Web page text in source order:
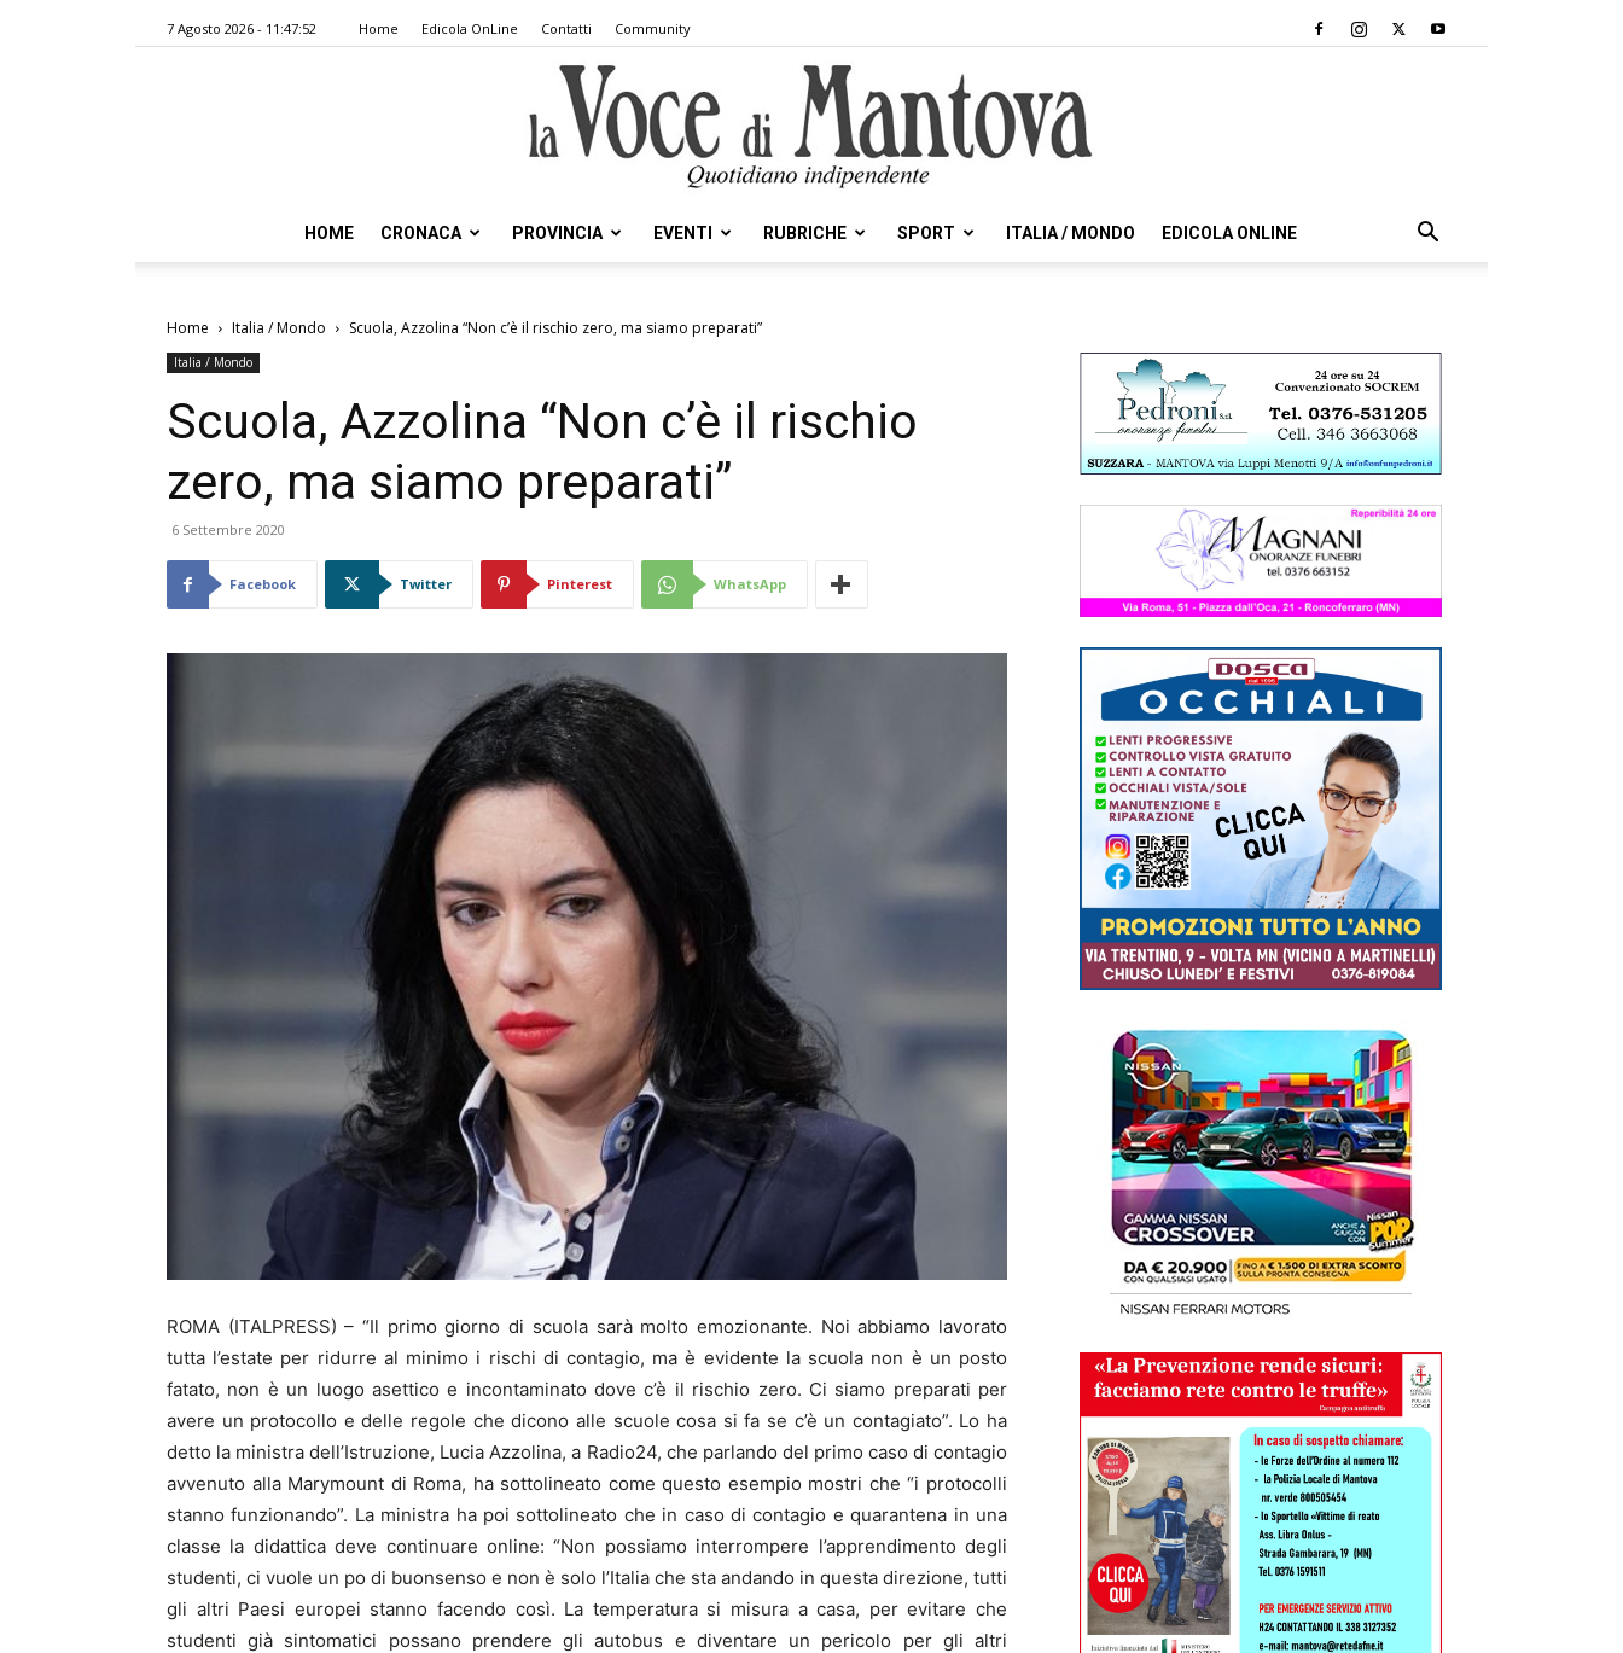
7 Agosto 2026 - 11:47:52 Home Edicola OnLine Contatti Community
Voce
HOME CRONACA PROVINCIA EVENTI RUBRICHE SPORT ITALIA / MONDO EDICOLA ONLINE
Home Italia / Mondo Scuola, Azzolina “Non c’è il rischio zero, ma siamo preparati”
Italia / Mondo
Scuola, Azzolina “Non c’è il rischio
zero, ma siamo preparati”
6 Settembre 2020
Facebook Twitter Pinterest WhatsApp
ROMA (ITALPRESS) – “Il primo giorno di scuola sarà molto emozionante. Noi abbiamo lavorato
tutta l’estate per ridurre al minimo i rischi di contagio, ma è evidente la scuola non è un posto
fatato, non è un luogo asettico e incontaminato dove c’è il rischio zero. Ci siamo preparati per
avere un protocollo e delle regole che dicono alle scuole cosa si fa se c’è un contagiato”. Lo ha
detto la ministra dell’Istruzione, Lucia Azzolina, a Radio24, che parlando del primo caso di contagio
avvenuto alla Marymount di Roma, ha sottolineato come questo esempio mostri che “i protocolli
stanno funzionando”. La ministra ha poi sottolineato che in caso di contagio e quarantena in una
classe la didattica deve continuare online: “Non possiamo interrompere l’apprendimento degli
studenti, ci vuole un po di buonsenso e non è solo l’Italia che sta andando in questa direzione, tutti
gli altri Paesi europei stanno facendo così. La temperatura si misura a casa, per evitare che
studenti già sintomatici possano prendere gli autobus e diventare un pericolo per gli altri